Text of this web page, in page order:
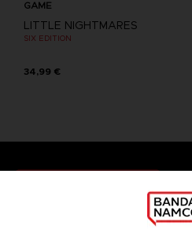
GAME
LITTLE NIGHTMARES
SIX EDITION
34,99 €